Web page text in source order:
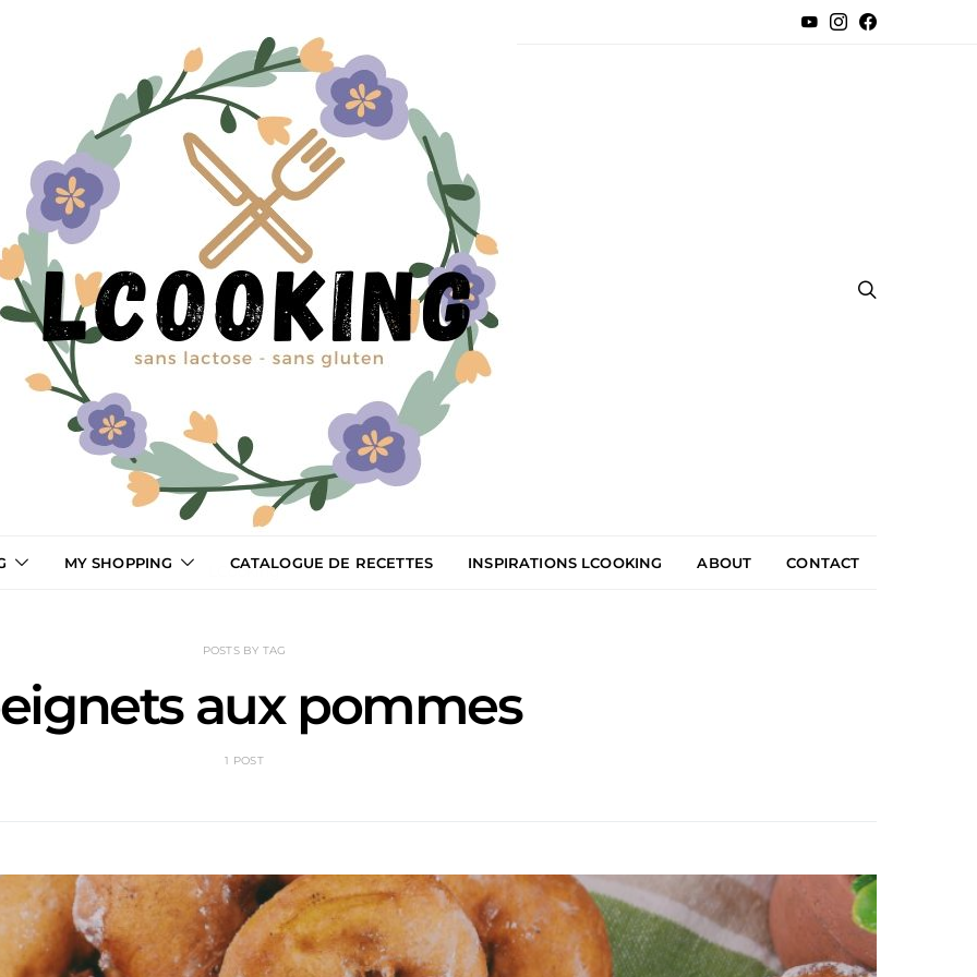
LCooking
MY SHOPPING CATALOGUE DE RECETTES INSPIRATIONS LCOOKING ABOUT CONTACT
POSTS BY TAG
aux pommes
1 POST